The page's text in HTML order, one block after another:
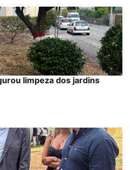
limpeza dos jardins